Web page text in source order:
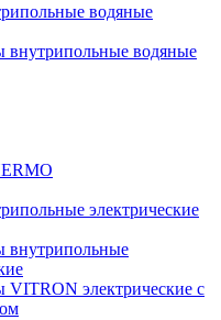
водяные
внутрипольные водяные
электрические
внутрипольные
VITRON электрические с